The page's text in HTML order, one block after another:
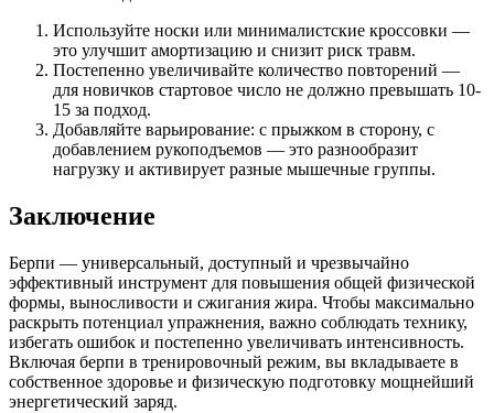
Используйте носки или минималистские кроссовки —
это улучшит амортизацию и снизит риск травм.
Постепенно увеличивайте количество повторений —
для новичков стартовое число не должно превышать 10-
15 за подход.
Добавляйте варьирование: с прыжком в сторону, с
добавлением рукоподъемов — это разнообразит
нагрузку и активирует разные мышечные группы.
Заключение
Берпи — универсальный, доступный и чрезвычайно
эффективный инструмент для повышения общей физической
формы, выносливости и сжигания жира. Чтобы максимально
раскрыть потенциал упражнения, важно соблюдать технику,
избегать ошибок и постепенно увеличивать интенсивность.
Включая берпи в тренировочный режим, вы вкладываете в
собственное здоровье и физическую подготовку мощнейший
энергетический заряд.